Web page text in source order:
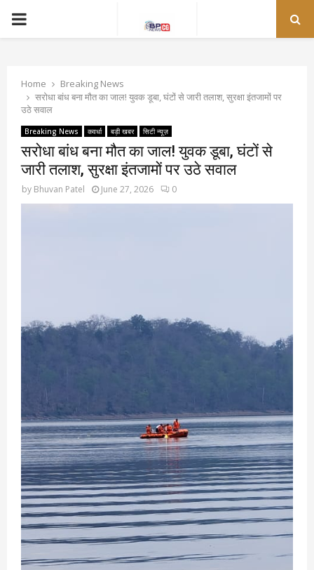
PRIMARY
Home
Breaking News
सरोधा बांध बना मौत का जाल! युवक डूबा, घंटों से जारी तलाश, सुरक्षा इंतजामों पर
उठे सवाल
Breaking News कवर्धा बड़ी खबर सिटी न्यूज़
सरोधा बांध बना मौत का जाल! युवक डूबा, घंटों से
जारी तलाश, सुरक्षा इंतजामों पर उठे सवाल
by Bhuvan Patel June 27, 2026 0